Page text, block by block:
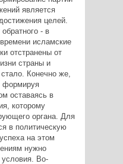
является
целей.
- в
исламские
отстранены от
страны и
Конечно же,
формируя
оставаясь в
которому
органа. Для
в политическую
на этом
нужно
Во-